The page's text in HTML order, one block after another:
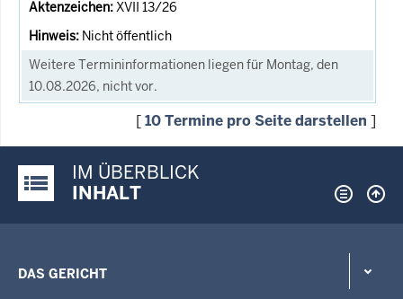
XVII 13/26
Nicht öffentlich
Weitere Termininformationen liegen für Montag, den
10.08.2026, nicht vor.
[10 Termine pro Seite darstellen ]
Justiz-Portal im Überblick:
IM ÜBERBLICK
INHALT
DAS GERICHT